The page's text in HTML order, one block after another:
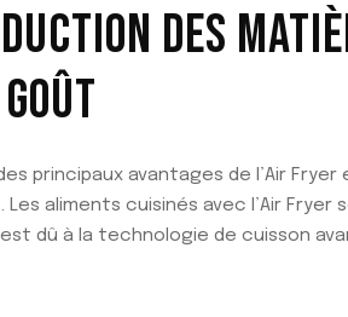
DES
des principaux avantages de l’Air
Les aliments cuisinés avec l’Air
dû à la technologie de cuisson